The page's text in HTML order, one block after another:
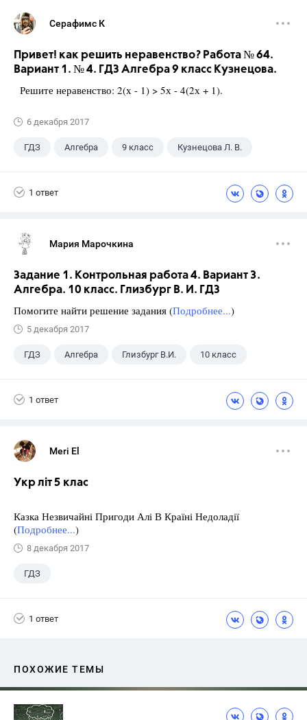
Серафимс К
Привет! как решить неравенство? Работа № 64.
Вариант 1. № 4. ГДЗ Алгебра 9 класс Кузнецова.
Решите неравенство: 2(х - 1) > 5х - 4(2х + 1).
6 декабря 2017
ГДЗ Алгебра 9 класс Кузнецова Л. В.
1 ответ
Мария Марочкина
Задание 1. Контрольная работа 4. Вариант 3.
Алгебра. 10 класс. Глизбург В. И. ГДЗ
Помогите найти решение задания (Подробнее...)
5 декабря 2017
ГДЗ Алгебра Глизбург В.И. 10 класс
1 ответ
Meri El
Укр літ 5 клас
Казка Незвичайні Пригоди Алі В Країні Недоладії
(Подробнее...)
8 декабря 2017
ГДЗ
1 ответ
ПОХОЖИЕ ТЕМЫ